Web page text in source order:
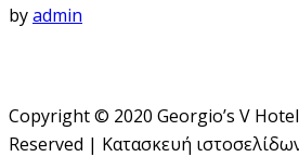
byadmin
Copyright © 2020 Georgio’s V
Reserved | Κατασκευή